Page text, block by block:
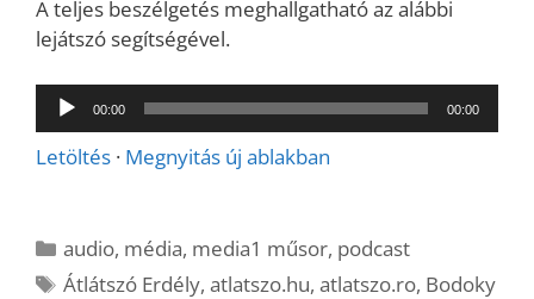
A teljes beszélgetés meghallgatható az alábbi
lejátszó segítségével.
Audió
lejátszó
00:00 00:00
Letöltés · Megnyitás új ablakban
Kategória
audio, média, media1 műsor, podcast
Címkék
Átlátszó Erdély,atlatszo.hu,atlatszo.ro, Bodoky